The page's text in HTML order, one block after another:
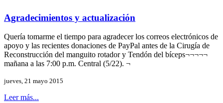
Agradecimientos y actualización
Quería tomarme el tiempo para agradecer los correos electrónicos de
apoyo y las recientes donaciones de PayPal antes de la Cirugía de
Reconstrucción del manguito rotador y Tendón del bíceps¬¬¬¬¬
mañana a las 7:00 p.m. Central (5/22). ¬
jueves, 21 mayo 2015
Leer más...